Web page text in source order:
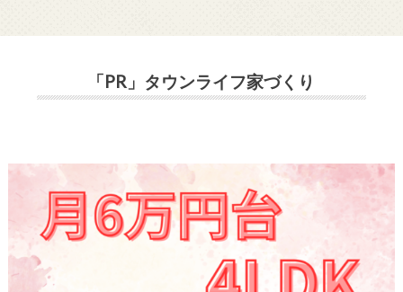
「PR」タウンライフ家づくり